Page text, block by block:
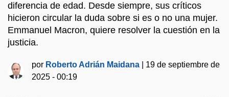
diferencia de edad. Desde siempre, sus críticos
hicieron circular la duda sobre si es o no una mujer.
Emmanuel Macron, quiere resolver la cuestión en la
justicia.
por Roberto Adrián Maidana
19 de septiembre de
2025 - 00:19